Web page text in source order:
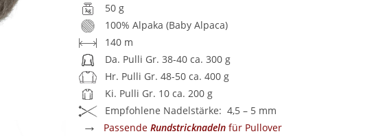
50 g
100% Alpaka (Baby Alpaca)
140 m
Da. Pulli Gr. 38-40 ca. 300 g
Hr. Pulli Gr. 48-50 ca. 400 g
Ki. Pulli Gr. 10 ca. 200 g
Empfohlene Nadelstärke: 4,5 – 5 mm
→ PassendeRundstricknadeln für Pullover